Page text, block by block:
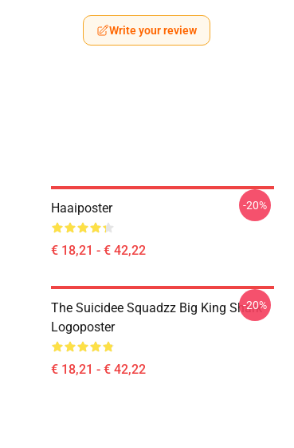
Write your review
Haaiposter
€ 18,21 - € 42,22
-20%
The Suicidee Squadzz Big King Shark
Logoposter
€ 18,21 - € 42,22
-20%